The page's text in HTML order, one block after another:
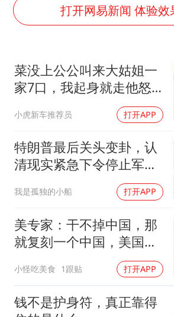
美股存储板块
夯实基础开新
打开网易新闻 体验效
菜没上公公叫来大姑姐一
家7口，我起身就走他怒
小虎新车推荐员 打开APP
特朗普最后关头变卦，认
清现实紧急下令停止军事
我是孤独的小船 打开APP
美专家：干不掉中国，那
就复刻一个中国，美国看
小怪吃美食 1跟贴 打开APP
钱不是护身符，真正靠得